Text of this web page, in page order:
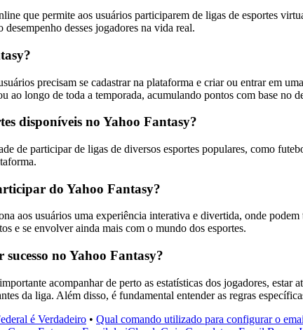
que permite aos usuários participarem de ligas de esportes
desses jogadores na vida real.
precisam se cadastrar na plataforma e criar ou entrar em
ao longo de toda a temporada, acumulando pontos com base no
disponíveis no Yahoo Fantasy?
de participar de ligas de diversos esportes populares, como
do Yahoo Fantasy?
aos usuários uma experiência interativa e divertida, onde
e se envolver ainda mais com o mundo dos esportes.
sucesso no Yahoo Fantasy?
acompanhar de perto as estatísticas dos jogadores,
da liga. Além disso, é fundamental entender as regras
é Verdadeiro • Qual comando utilizado para configurar o